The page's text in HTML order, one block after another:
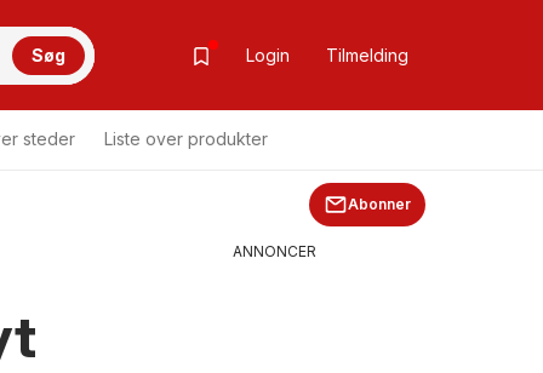
Søg Login Tilmelding
steder Liste over produkter
Abonner
ANNONCER